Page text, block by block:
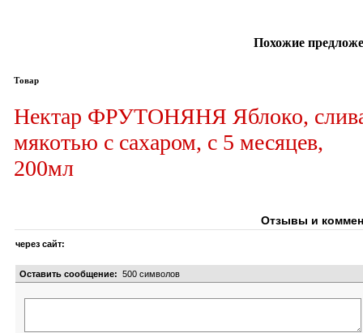
Похожие
Товар
Нектар ФРУТОНЯНЯ Яблоко,
мякотью с сахаром, с 5 месяцев,
200мл
Отзывы и
через сайт:
Оставить сообщение: 500 символов